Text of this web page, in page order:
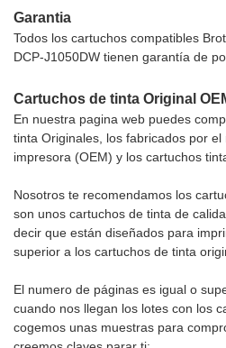
Garantia
Todos los cartuchos compatibles
DCP-J1050DW tienen garantía de
Cartuchos de tinta Original
En nuestra pagina web puedes
tinta Originales, los fabricados por
impresora (OEM) y los cartuchos
Nosotros te recomendamos los
son unos cartuchos de tinta de
decir que están diseñados para
superior a los cartuchos de tinta
El numero de páginas es igual o
cuando nos llegan los lotes con los
cogemos unas muestras para